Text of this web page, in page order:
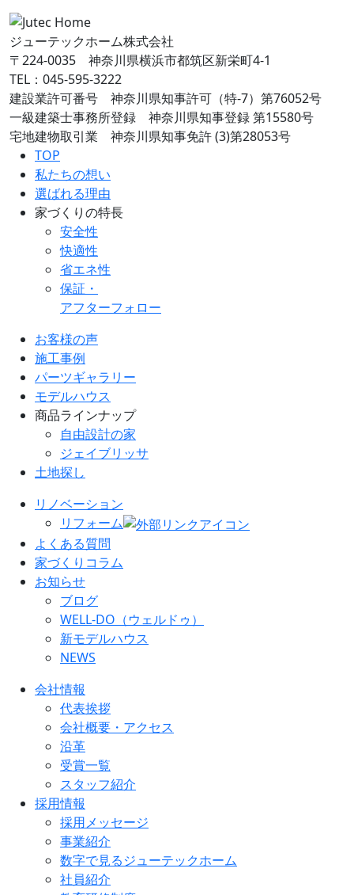
ジューテックホーム株式会社
〒224-0035 神奈川県横浜市都筑区新栄町4-1
TEL：045-595-3222
建設業許可番号 神奈川県知事許可（特-7）第76052号
一級建築士事務所登録 神奈川県知事登録 第15580号
宅地建物取引業 神奈川県知事免許 (3)第28053号
TOP
私たちの想い
選ばれる理由
家づくりの特長
安全性
快適性
省エネ性
保証・
アフターフォロー
お客様の声
施工事例
パーツギャラリー
モデルハウス
商品ラインナップ
自由設計の家
ジェイブリッサ
土地探し
リノベーション
リフォーム
よくある質問
家づくりコラム
お知らせ
ブログ
WELL-DO（ウェルドゥ）
新モデルハウス
NEWS
会社情報
代表挨拶
会社概要・アクセス
沿革
受賞一覧
スタッフ紹介
採用情報
採用メッセージ
事業紹介
数字で見るジューテックホーム
社員紹介